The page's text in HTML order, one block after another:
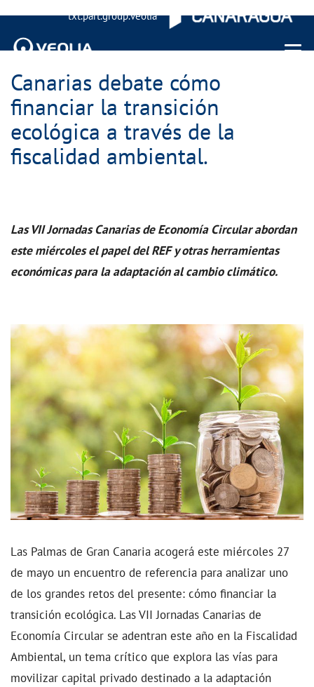
txt.part.group.veolia
Menu
Canarias debate cómo
financiar la transición
ecológica a través de la
fiscalidad ambiental.
Las VII Jornadas Canarias de Economía Circular abordan
este miércoles el papel del REF y otras herramientas
económicas para la adaptación al cambio climático.
Las Palmas de Gran Canaria acogerá este miércoles 27
de mayo un encuentro de referencia para analizar uno
de los grandes retos del presente: cómo financiar la
transición ecológica. Las VII Jornadas Canarias de
Economía Circular se adentran este año en la Fiscalidad
Ambiental, un tema crítico que explora las vías para
movilizar capital privado destinado a la adaptación